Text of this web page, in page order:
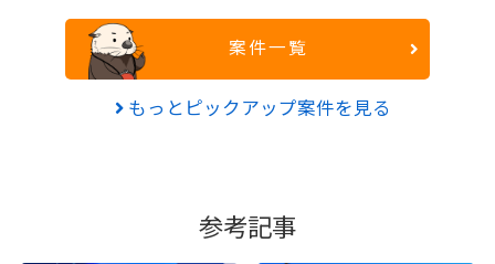
案件一覧
もっとピックアップ案件を見る
参考記事